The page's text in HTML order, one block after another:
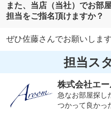
また、当店（当社）でお部
担当をご指名頂けますか？
ぜひ佐藤さんでお願いします
担当ス
株式会社エ
急なお部屋探し
つかって良かっ